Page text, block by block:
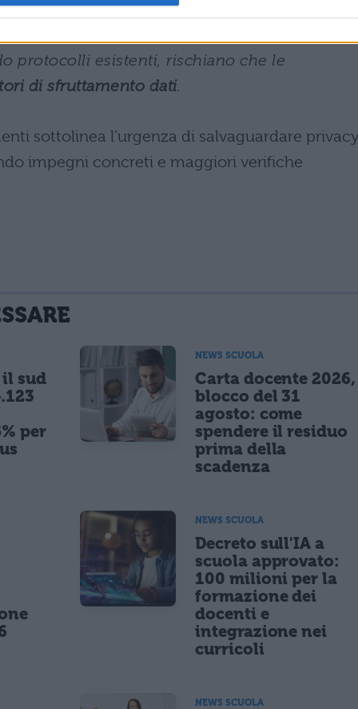
protocolli esistenti, rischiano che le
di sfruttamento dati.
sottolinea l’urgenza di salvaguardare
impegni concreti e maggiori verifiche
sud
per
NEWS SCUOLA
Carta docente 2026,
blocco del 31
agosto: come
spendere il residuo
prima della
scadenza
NEWS SCUOLA
Decreto sull'IA a
scuola approvato:
100 milioni per la
formazione dei
docenti e
integrazione nei
curricoli
NEWS SCUOLA